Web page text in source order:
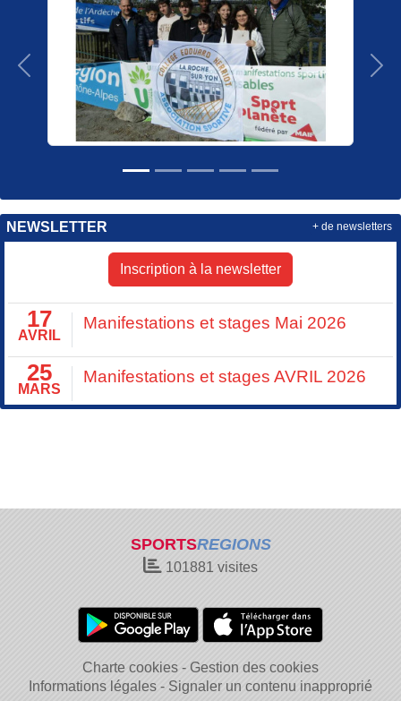
Précedent
NEWSLETTER
Inscription à la newsletter
17
AVRIL
Manifestations et stages Mai 2026
25
MARS
Manifestations et stages AVRIL 2026
+ de newsletters
SPORTSREGIONS
101881 visites
Charte cookies
Gestion des cookies
Informations légales
Signaler un contenu inapproprié